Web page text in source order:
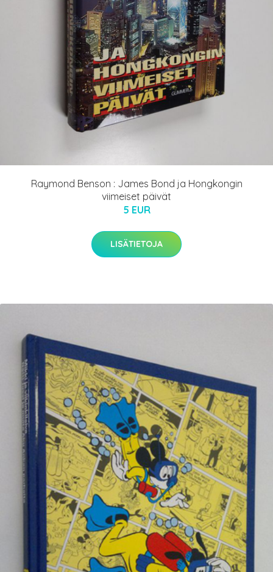
Raymond Benson : James Bond ja Hongkongin
viimeiset päivät
5 EUR
LISÄTIETOJA